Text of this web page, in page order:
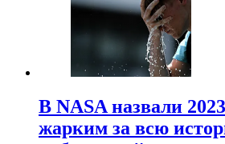
В NASA назвали
жарким за всю